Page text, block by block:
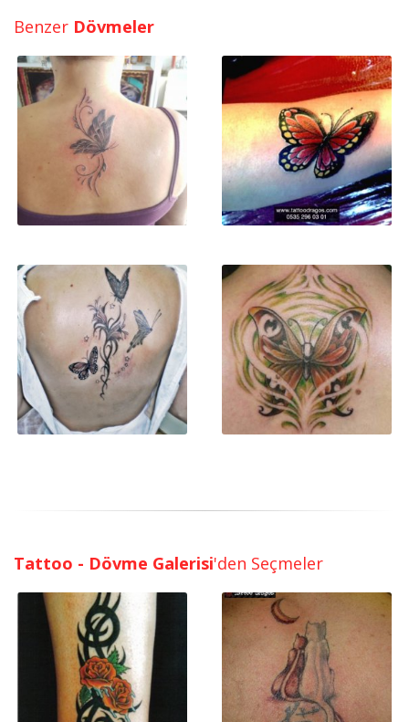
Benzer Dövmeler
Tattoo - Dövme Galerisi'den Seçmeler